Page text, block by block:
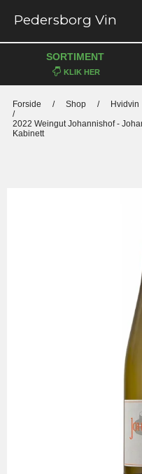
Pedersborg Vin
SORTIMENT
Forside / Shop / Hvidvin
/
2022 Weingut Johannishof -
Kabinett